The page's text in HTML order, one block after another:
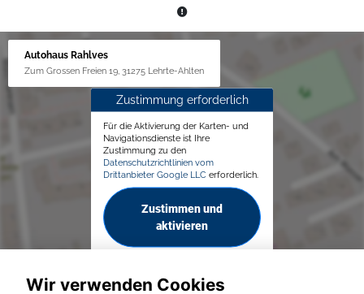
Autohaus Rahlves
Zum Grossen Freien 19, 31275 Lehrte-Ahlten
Zustimmung erforderlich
Für die Aktivierung der Karten- und
Navigationsdienste ist Ihre
Zustimmung zu den
Datenschutzrichtlinien vom
Drittanbieter Google LLC erforderlich.
Zustimmen und
aktivieren
Wir verwenden Cookies